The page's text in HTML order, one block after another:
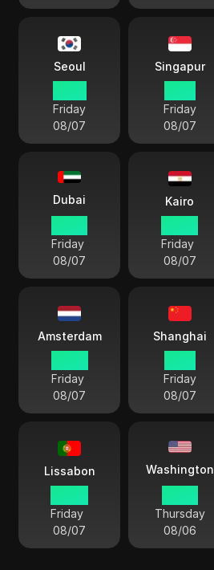
Seoul
Friday
08/07
Singapur
Friday
08/07
Dubai
Friday
08/07
Kairo
Friday
08/07
Amsterdam
Friday
08/07
Shanghai
Friday
08/07
Lissabon
Friday
08/07
Washington
Thursday
08/06